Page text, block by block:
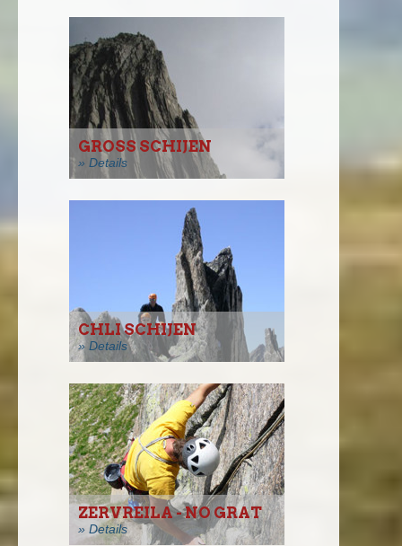
GROSS SCHIJEN
» Details
CHLI SCHIJEN
» Details
ZERVREILA - NO GRAT
» Details